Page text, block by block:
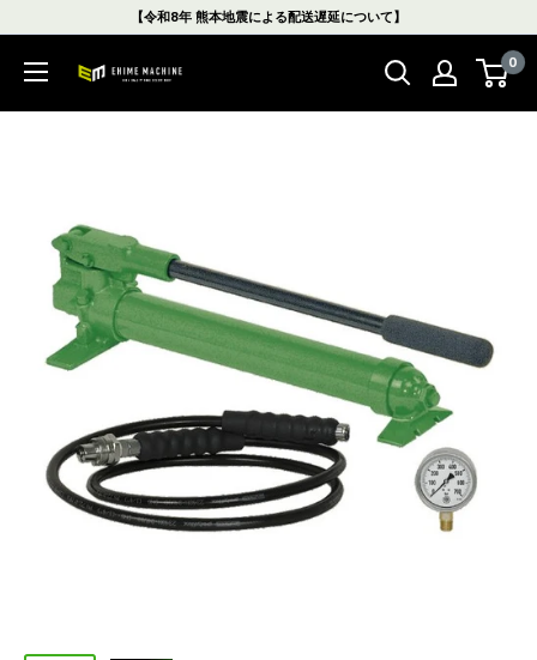
ン
【令和8年 熊本地震による配送遅延について】
エ
本
店
0